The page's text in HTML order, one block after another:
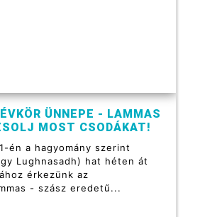
ÜNNEPE - LAMMAS
MOST CSODÁKAT!
én a hagyomány szerint
Lughnasadh) hat héten át
érkezünk az
- szász eredetű...